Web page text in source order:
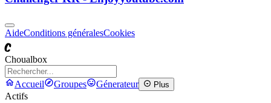
AideConditions généralesCookies
C
Choualbox
Accueil Groupes Génerateur Plus
Actifs